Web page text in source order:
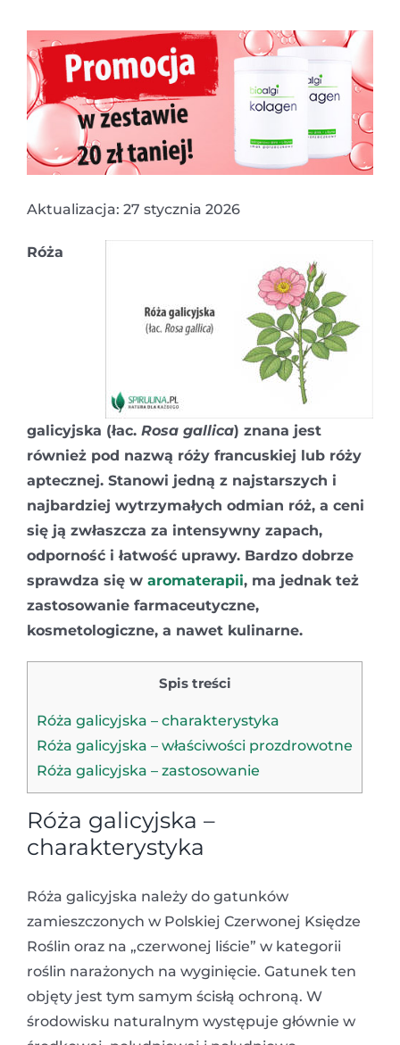
Aktualizacja: 27 stycznia 2026
Róża
galicyjska (łac. Rosa gallica) znana jest
również pod nazwą róży francuskiej lub róży
aptecznej. Stanowi jedną z najstarszych i
najbardziej wytrzymałych odmian róż, a ceni
się ją zwłaszcza za intensywny zapach,
odporność i łatwość uprawy. Bardzo dobrze
sprawdza się w aromaterapii, ma jednak też
zastosowanie farmaceutyczne,
kosmetologiczne, a nawet kulinarne.
Spis treści
Róża galicyjska – charakterystyka
Róża galicyjska – właściwości prozdrowotne
Róża galicyjska – zastosowanie
Róża galicyjska –
charakterystyka
Róża galicyjska należy do gatunków
zamieszczonych w Polskiej Czerwonej Księdze
Roślin oraz na „czerwonej liście” w kategorii
roślin narażonych na wyginięcie. Gatunek ten
objęty jest tym samym ścisłą ochroną. W
środowisku naturalnym występuje głównie w